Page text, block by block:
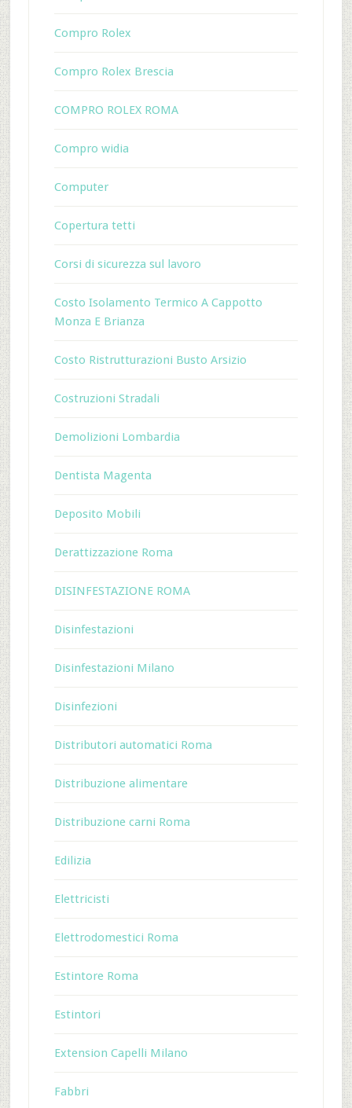
Compro Rolex
Compro Rolex Brescia
COMPRO ROLEX ROMA
Compro widia
Computer
Copertura tetti
Corsi di sicurezza sul lavoro
Costo Isolamento Termico A Cappotto
Monza E Brianza
Costo Ristrutturazioni Busto Arsizio
Costruzioni Stradali
Demolizioni Lombardia
Dentista Magenta
Deposito Mobili
Derattizzazione Roma
DISINFESTAZIONE ROMA
Disinfestazioni
Disinfestazioni Milano
Disinfezioni
Distributori automatici Roma
Distribuzione alimentare
Distribuzione carni Roma
Edilizia
Elettricisti
Elettrodomestici Roma
Estintore Roma
Estintori
Extension Capelli Milano
Fabbri